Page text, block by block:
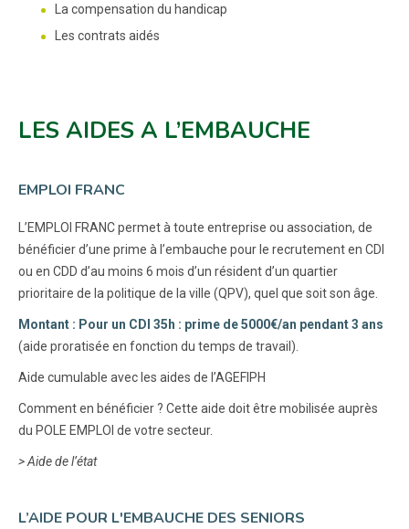
La compensation du handicap
Les contrats aidés
LES AIDES A L’EMBAUCHE
EMPLOI FRANC
L’EMPLOI FRANC permet à toute entreprise ou association, de
bénéficier d’une prime à l’embauche pour le recrutement en CDI
ou en CDD d’au moins 6 mois d’un résident d’un quartier
prioritaire de la politique de la ville (QPV), quel que soit son âge.
Montant : Pour un CDI 35h : prime de 5000€/an pendant 3 ans
(aide proratisée en fonction du temps de travail).
Aide cumulable avec les aides de l’AGEFIPH
Comment en bénéficier ? Cette aide doit être mobilisée auprès
du POLE EMPLOI de votre secteur.
> Aide de l’état
L’AIDE POUR L'EMBAUCHE DES SENIORS